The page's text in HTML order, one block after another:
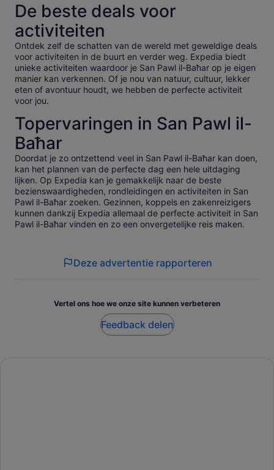
De beste deals voor
activiteiten
Ontdek zelf de schatten van de wereld met geweldige deals
voor activiteiten in de buurt en verder weg. Expedia biedt
unieke activiteiten waardoor je San Pawl il-Baħar op je eigen
manier kan verkennen. Of je nou van natuur, cultuur, lekker
eten of avontuur houdt, we hebben de perfecte activiteit
voor jou.
Topervaringen in San Pawl il-
Baħar
Doordat je zo ontzettend veel in San Pawl il-Baħar kan doen,
kan het plannen van de perfecte dag een hele uitdaging
lijken. Op Expedia kan je gemakkelijk naar de beste
bezienswaardigheden, rondleidingen en activiteiten in San
Pawl il-Baħar zoeken. Gezinnen, koppels en zakenreizigers
kunnen dankzij Expedia allemaal de perfecte activiteit in San
Pawl il-Baħar vinden en zo een onvergetelijke reis maken.
Deze advertentie rapporteren
Vertel ons hoe we onze site kunnen verbeteren
Feedback delen